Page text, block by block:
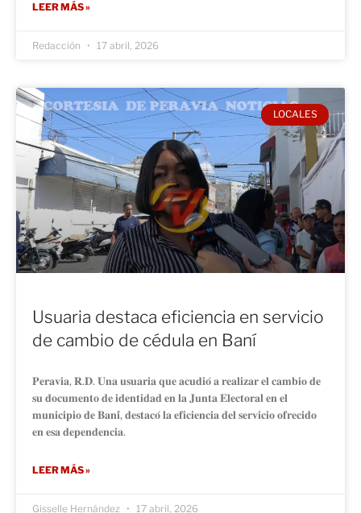
LEER MÁS »
Redacción 17 abril, 2026
LOCALES
Usuaria destaca eficiencia en servicio
de cambio de cédula en Baní
𝐏𝐞𝐫𝐚𝐯𝐢𝐚, 𝐑.𝐃. 𝐔𝐧𝐚 𝐮𝐬𝐮𝐚𝐫𝐢𝐚 𝐪𝐮𝐞 𝐚𝐜𝐮𝐝𝐢𝐨́ 𝐚 𝐫𝐞𝐚𝐥𝐢𝐳𝐚𝐫 𝐞𝐥 𝐜𝐚𝐦𝐛𝐢𝐨 𝐝𝐞
𝐬𝐮 𝐝𝐨𝐜𝐮𝐦𝐞𝐧𝐭𝐨 𝐝𝐞 𝐢𝐝𝐞𝐧𝐭𝐢𝐝𝐚𝐝 𝐞𝐧 𝐥𝐚 𝐉𝐮𝐧𝐭𝐚 𝐄𝐥𝐞𝐜𝐭𝐨𝐫𝐚𝐥 𝐞𝐧 𝐞𝐥
𝐦𝐮𝐧𝐢𝐜𝐢𝐩𝐢𝐨 𝐝𝐞 𝐁𝐚𝐧𝐢́, 𝐝𝐞𝐬𝐭𝐚𝐜𝐨́ 𝐥𝐚 𝐞𝐟𝐢𝐜𝐢𝐞𝐧𝐜𝐢𝐚 𝐝𝐞𝐥 𝐬𝐞𝐫𝐯𝐢𝐜𝐢𝐨 𝐨𝐟𝐫𝐞𝐜𝐢𝐝𝐨
𝐞𝐧 𝐞𝐬𝐚 𝐝𝐞𝐩𝐞𝐧𝐝𝐞𝐧𝐜𝐢𝐚.
LEER MÁS »
Gisselle Hernández 17 abril, 2026